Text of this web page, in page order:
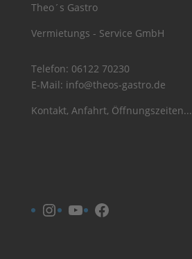
Theo´s Gastro
Vermietungs - Service GmbH
Telefon: 06122 70230
E-Mail: info@theos-gastro.de
Kontakt, Anfahrt, Öffnungszeiten...
Instagram
YouTubeFacebook